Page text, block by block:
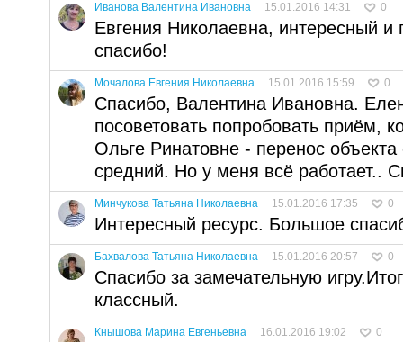
Иванова Валентина Ивановна 15.01.2016 14:31 0
Евгения Николаевна, интересный и
спасибо!
Мочалова Евгения Николаевна 15.01.2016 15:59 0
Спасибо, Валентина Ивановна.
посоветовать попробовать приём,
Ольге Ринатовне - перенос
средний. Но у меня всё работает..
Минчукова Татьяна Николаевна 15.01.2016 17:35 0
Интересный ресурс. Большое
Бахвалова Татьяна Николаевна 15.01.2016 20:57 0
Спасибо за замечательную
классный.
Кнышова Марина Евгеньевна 16.01.2016 19:02 0